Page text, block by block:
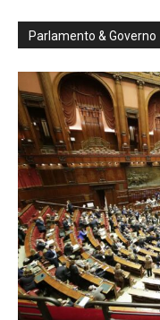
Parlamento & Governo